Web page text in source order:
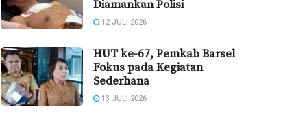
Diamankan Polisi
12 JULI 2026
HUT ke-67, Pemkab Barsel
Fokus pada Kegiatan
Sederhana
13 JULI 2026